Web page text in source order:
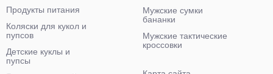
Мужские сумки
бананки
Мужские тактические
кроссовки
Продукты питания
Коляски для кукол и
пупсов
Детские куклы и
пупсы